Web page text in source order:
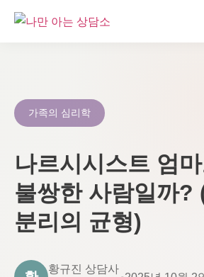
가족의 심리학
나르시시스트 엄
불쌍한 사람일까?
분리의 균형)
황규진 상담사